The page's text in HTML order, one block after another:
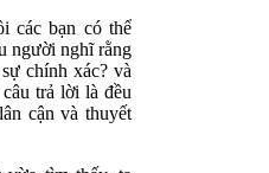
các bạn có thể
người nghĩ rằng
chính xác? và
trả lời là đều
cận và thuyết